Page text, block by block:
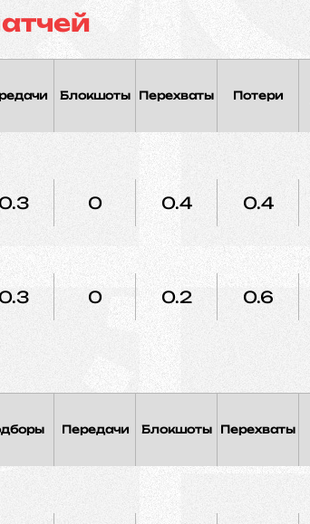
Блокшоты Перехваты Потери
0.3 0 0.4 0.4
0.3 0 0.2 0.6
Передачи Блокшоты Перехваты